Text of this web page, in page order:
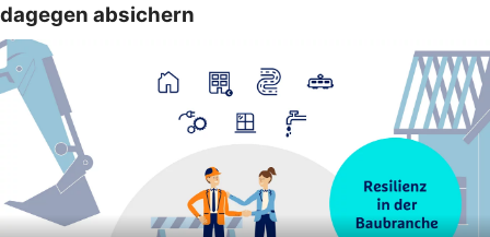
dagegen absichern